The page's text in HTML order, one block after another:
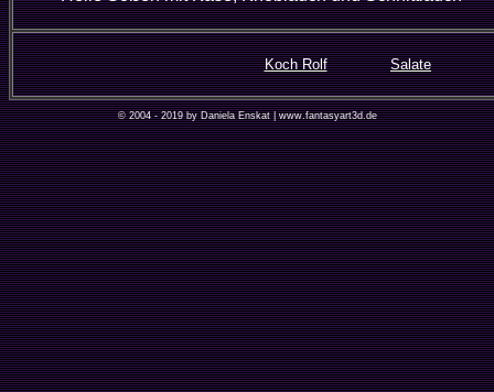
Koch Rolf Salate
© 2004 - 2019 by Daniela Enskat | www.fantasyart3d.de